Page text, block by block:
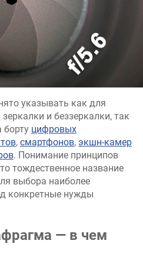
указывать как для
и беззеркалки, так
борту цифровых
, смартфонов, экшн-камер
. Понимание принципов
тождественное название
выбора наиболее
конкретные нужды
— в чем